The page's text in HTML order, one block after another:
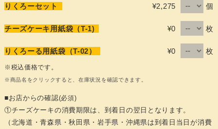
りくろーセット ¥2,275 個
チーズケーキ用紙袋（T-1) ¥0 枚
りくろーる用紙袋（T-02） ¥0 枚
※税込価格です。
※商品名をクリックすると、在庫状況を確認できます。
■お店からの確認(必須)
①チーズケーキの消費期限は、到着日の翌日となります。
（北海道・青森県・秋田県・岩手県・沖縄県は到着日当日が消費